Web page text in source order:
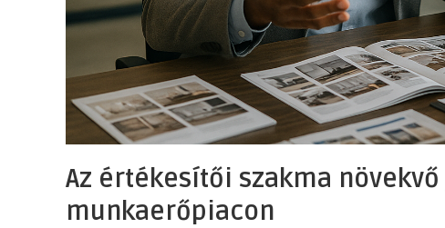
Az értékesítői szakma
munkaerőpiacon